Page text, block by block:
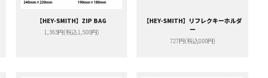
【HEY-SMITH】ZIP BAG
1,363円(税込1,500円)
【HEY-SMITH】リフレクキーホルダ
ー
727円(税込800円)